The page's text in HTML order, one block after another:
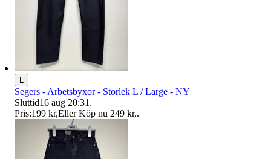
Segers - Arbetsbyxor - Storlek L / Large - NY
Sluttid16 aug 20:31 .
Pris:199 kr,Eller Köp nu 249 kr,.